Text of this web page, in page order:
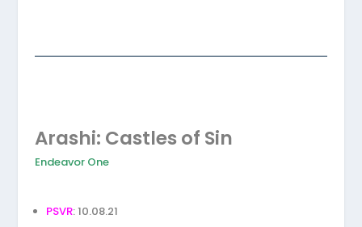
Arashi: Castles of Sin
Endeavor One
PSVR: 10.08.21